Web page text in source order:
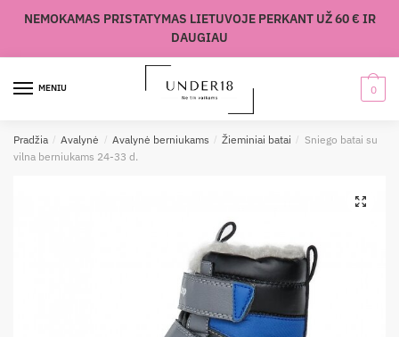
NEMOKAMAS PRISTATYMAS LIETUVOJE PERKANT UŽ 60 € IR
DAUGIAU
MENIU 0
Pradžia / Avalynė / Avalynė berniukams / Žieminiai batai /
Sniego batai su
vilna berniukams 24-33 d.
🔍